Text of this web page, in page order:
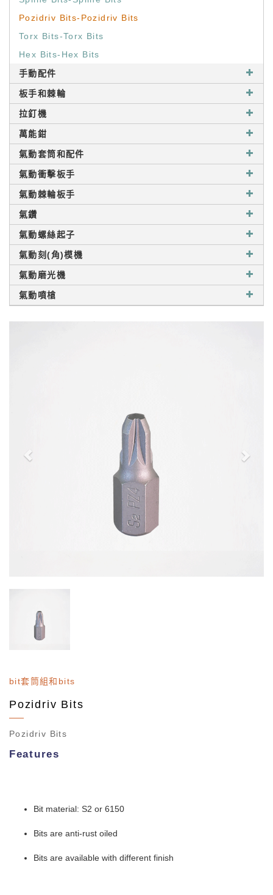
Pozidriv Bits-Pozidriv Bits
Torx Bits-Torx Bits
Hex Bits-Hex Bits
手動配件
板手和棘輪
拉釘機
萬能鉗
氣動套筒和配件
氣動衝擊板手
氣動棘輪板手
氣鑽
氣動螺絲起子
氣動刻(角)模機
氣動磨光機
氣動噴槍
bit套筒組和bits
Pozidriv Bits
Pozidriv Bits
Features
Bit material: S2 or 6150
Bits are anti-rust oiled
Bits are available with different finish